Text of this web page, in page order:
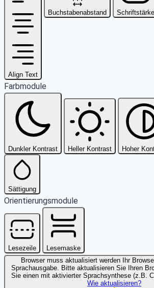
Align Text
Buchstabenabstand Schriftstärke
Farbmodule
Dunkler Kontrast Heller Kontrast Hoher
Sättigung
Orientierungsmodule
Lesezeile
Lesemaske
Browser muss aktualisiert werden
Ihr
Sprachausgabe. Bitte aktualisieren Sie Ihren
Sie einen mit aktivierter Sprachsynthese (z.B.
Wie aktualisieren?